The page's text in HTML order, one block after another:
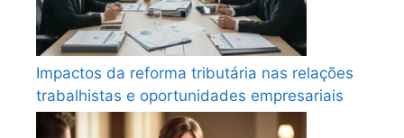
Impactos da reforma tributária nas relações
trabalhistas e oportunidades empresariais